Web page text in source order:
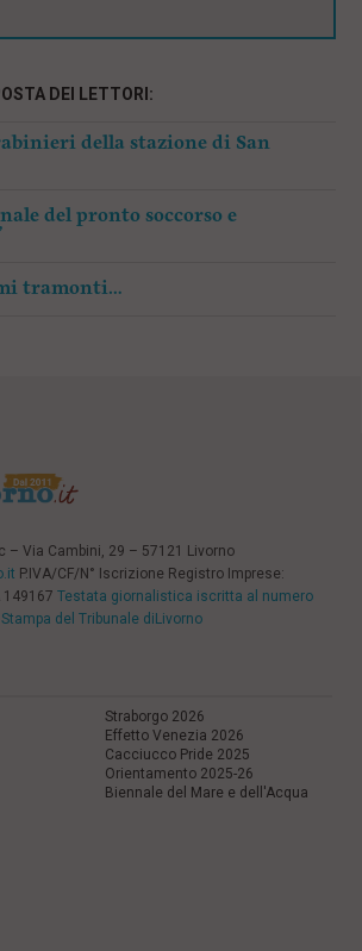
DEI LETTORI:
della stazione di San
del pronto soccorso e
tramonti…
– Via Cambini, 29 – 57121 Livorno
P.IVA/CF/N° Iscrizione Registro Imprese:
149167 Testata giornalistica iscritta al numero
del Tribunale diLivorno
Straborgo 2026
Effetto Venezia 2026
Cacciucco Pride 2025
Orientamento 2025-26
Biennale del Mare e dell'Acqua